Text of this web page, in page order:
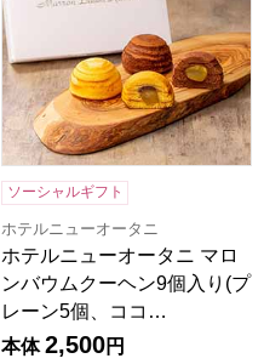
ソーシャルギフト
ホテルニューオータニ
ホテルニューオータニ マロ
ンバウムクーヘン9個入り(プ
レーン5個、ココ…
本体 2,500円